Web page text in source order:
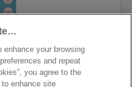
enhance your browsing
and repeat
you agree to the
enhance site